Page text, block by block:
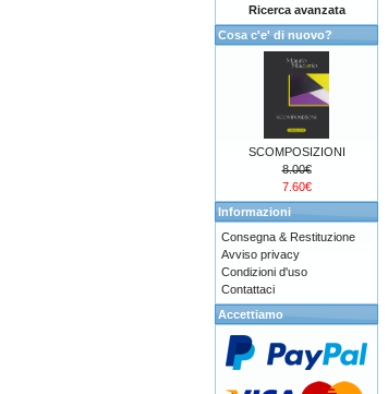
Ricerca avanzata
Cosa c'e' di nuovo?
SCOMPOSIZIONI
8.00€
7.60€
Informazioni
Consegna & Restituzione
Avviso privacy
Condizioni d'uso
Contattaci
Accettiamo